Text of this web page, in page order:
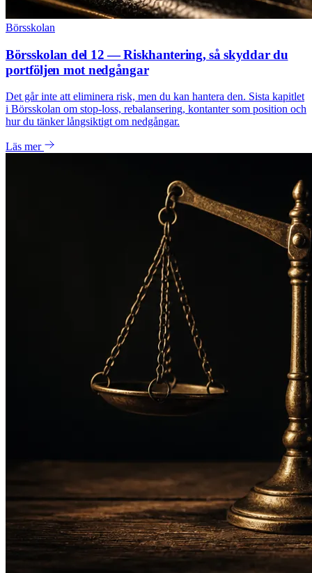
Börsskolan
Börsskolan del 12 — Riskhantering, så skyddar du
portföljen mot nedgångar
Det går inte att eliminera risk, men du kan hantera den. Sista kapitlet
i Börsskolan om stop-loss, rebalansering, kontanter som position och
hur du tänker långsiktigt om nedgångar.
Läs mer